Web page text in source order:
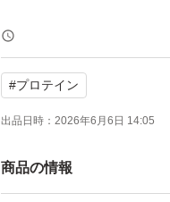
他のプロテインとでもま
下さればまとめ割りさせ
その他分からないことが
#プロテイン
出品日時： 2026年6月6日 14:05
商品の情報